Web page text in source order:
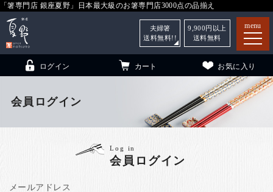
「箸専門店 銀座夏野」日本最大級のお箸専門店3000点の品揃え
menu
（贈答用・自宅用）
銀座夏野・箸長
ログイン カート お気に入り
夫婦箸
送料無料!!
9,900 円以上
送料無料
会員ログイン
Log in
会員ログイン
メールアドレス